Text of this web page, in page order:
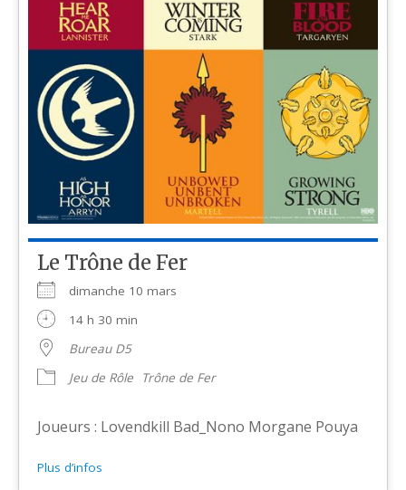
Le Trône de Fer
dimanche 10 mars
14 h 30 min
Bureau D5
Jeu de Rôle
Trône de Fer
Joueurs : Lovendkill Bad_Nono Morgane Pouya
Plus d’infos